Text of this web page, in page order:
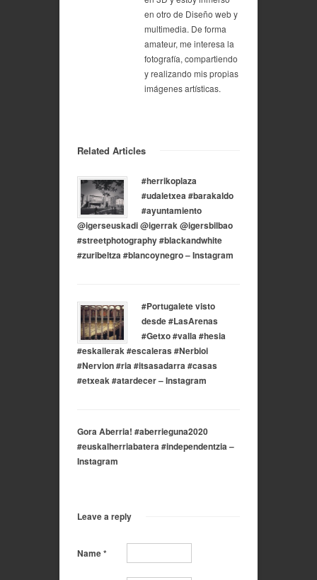
en otro de Diseño web y
multimedia. De forma
amateur, me interesa la
fotografía, compartiendo
y realizando mis propias
imágenes artísticas.
Related Articles
#herrikoplaza
#udaletxea #barakaldo
#ayuntamiento
@igerseuskadi @igerrak @igersbilbao
#streetphotography #blackandwhite
#zuribeltza #blancoynegro – Instagram
#Portugalete visto
desde #LasArenas
#Getxo #valla #hesia
#eskailerak #escaleras #Nerbioi
#Nervion #ria #itsasadarra #casas
#etxeak #atardecer – Instagram
Gora Aberria! #aberrieguna2020
#euskalherriabatera #independentzia –
Instagram
Leave a reply
Name*